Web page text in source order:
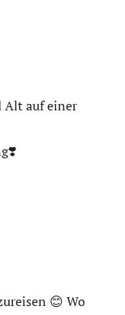
Alt auf einer
😊 Wo